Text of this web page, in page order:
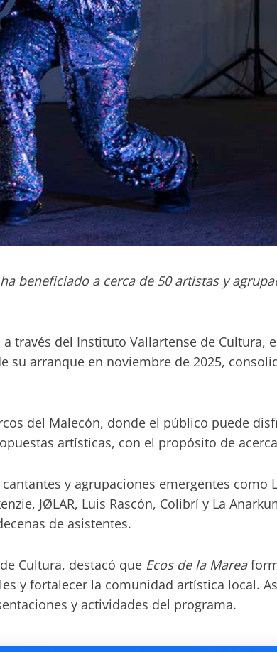
beneficiado a cerca de 50 artistas y
través del Instituto Vallartense de Cultura,
su arranque en noviembre de 2025,
del Malecón, donde el público puede
artísticas, con el propósito de
y agrupaciones emergentes como
JØLAR, Luis Rascón, Colibrí y La
de asistentes.
Cultura, destacó que Ecos de la Marea
y fortalecer la comunidad artística local.
y actividades del programa.